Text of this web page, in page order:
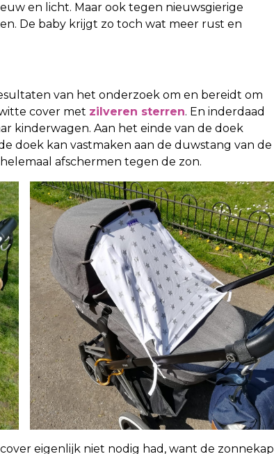
en licht. Maar ook tegen nieuwsgierige
De baby krijgt zo toch wat meer rust en
van het onderzoek om en bereidt om
cover met zilveren sterren. En inderdaad
kinderwagen. Aan het einde van de doek
doek kan vastmaken aan de duwstang van de
afschermen tegen de zon.
eigenlijk niet nodig had, want de zonnekap